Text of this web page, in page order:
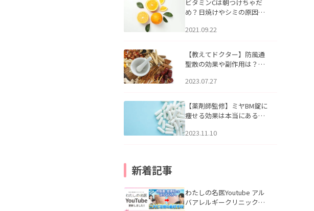
ビタミンCは朝つけちゃだ
め？日焼けやシミの原因に
2021.09.22
【教えてドクター】防風通
聖散の効果や副作用は？長
2023.07.27
【薬剤師監修】ミヤBM錠に
痩せる効果は本当にある
2023.11.10
新着記事
わたしの名医Youtube アル
バアレルギークリニック札